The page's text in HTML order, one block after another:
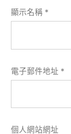
顯示名稱 *
電子郵件地址 *
個人網站網址